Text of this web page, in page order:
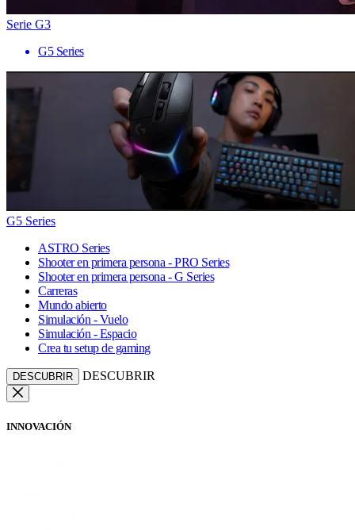
Serie G3
G5 Series
G5 Series
ASTRO Series
Shooter en primera persona - PRO Series
Shooter en primera persona - G Series
Carreras
Mundo abierto
Simulación - Vuelo
Simulación - Espacio
Crea tu setup de gaming
DESCUBRIR DESCUBRIR
INNOVACIÓN